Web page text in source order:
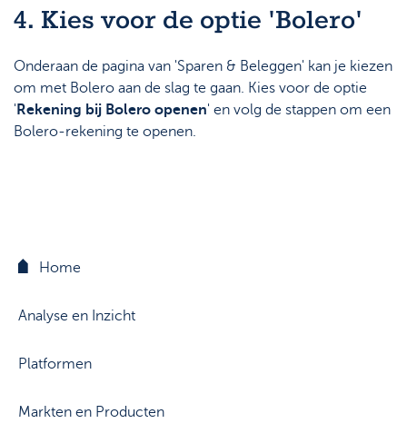
4. Kies voor de optie 'Bolero'
Onderaan de pagina van 'Sparen & Beleggen' kan je kiezen
om met Bolero aan de slag te gaan. Kies voor de optie
' Rekening bij Bolero openen' en volg de stappen om een
Bolero-rekening te openen.
Home
Analyse en Inzicht
Platformen
Markten en Producten